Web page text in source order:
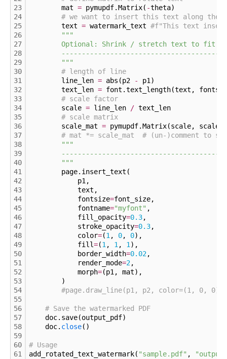
23
24
25
26
27
28
29
30
31
32
33
34
35
36
37
38
39
40
41
42
43
44
45
46
47
48
49
50
51
52
53
54
55
56
57
58
59
60
61
mat = pymupdf.Matrix( -theta)
# we want to insert this text along the
text = watermark_text #f"This text
"" "
Optional: Shrink / stretch text to fit
" ""
# length of line
line_len = abs(p2 -
p1)
text_len = font.text_length(text,
# scale factor
scale = line_len / text_len
# scale matrix
scale_mat = pymupdf.Matrix(scale, scale)
# mat *= scale_mat  # (un-)comment to
"" "
" ""
page.insert_text(
p1,
text,
fontsize=font_size,
fontname="myfont" ,
fill_opacity=0. 3,
stroke_opacity=0. 3,
color=(1 , 0, 0),
fill=(1 , 1 , 1 ),
border_width=0. 02,
render_mode=2,
morph=(p1, mat),
)
#page.draw_line(p1, p2, color=(1, 0, 0))
# Save the watermarked PDF
doc.save(output_pdf)
doc. close()
# Usage
add_rotated_text_watermark( "sample.pdf" ,